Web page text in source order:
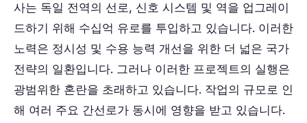
사는 독일 전역의 선로, 신호 시스템 및 역을 업그레이
드하기 위해 수십억 유로를 투입하고 있습니다. 이러한
노력은 정시성 및 수용 능력 개선을 위한 더 넓은 국가
전략의 일환입니다. 그러나 이러한 프로젝트의 실행은
광범위한 혼란을 초래하고 있습니다. 작업의 규모로 인
해 여러 주요 간선로가 동시에 영향을 받고 있습니다.